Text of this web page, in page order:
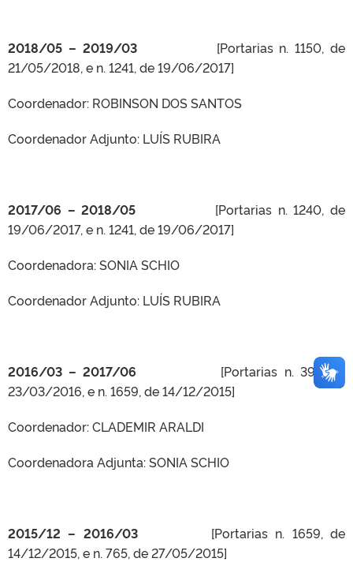
2018/05 – 2019/03 [Portarias n. 1150, de
21/05/2018, e n. 1241, de 19/06/2017]
Coordenador: ROBINSON DOS SANTOS
Coordenador Adjunto: LUÍS RUBIRA
2017/06 – 2018/05 [Portarias n. 1240, de
19/06/2017, e n. 1241, de 19/06/2017]
Coordenadora: SONIA SCHIO
Coordenador Adjunto: LUÍS RUBIRA
2016/03 – 2017/06 [Portarias n. 397, de
23/03/2016, e n. 1659, de 14/12/2015]
Coordenador: CLADEMIR ARALDI
Coordenadora Adjunta: SONIA SCHIO
2015/12 – 2016/03 [Portarias n. 1659, de
14/12/2015, e n. 765, de 27/05/2015]